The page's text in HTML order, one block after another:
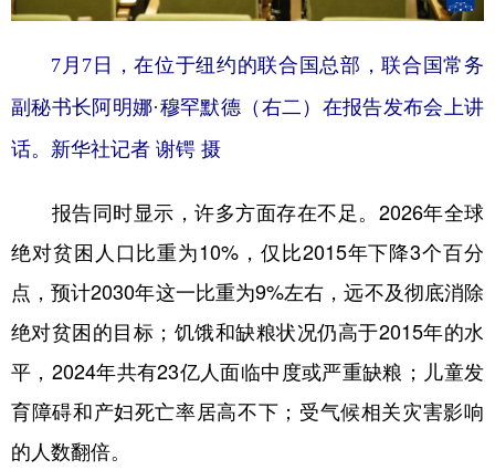
浙江 安徽 福建 江西
山东 河南 湖北 湖南
广东 广西 海南 重庆
四川 贵州
新疆 内蒙古 黑龙江
多语种频道
English Español Français عربى
Русский язык 日本語 한국어
7月7日，在位于纽约的联合国总部，联合国常务
副秘书长阿明娜·穆罕默德（右二）在报告发布会上讲
话。 新华社记者 谢锷 摄
报告同时显示，许多方面存在不足。2026年全球
绝对贫困人口比重为10%，仅比2015年下降3个百分
点，预计2030年这一比重为9%左右，远不及彻底消除
绝对贫困的目标；饥饿和缺粮状况仍高于2015年的水
平，2024年共有23亿人面临中度或严重缺粮；儿童发
育障碍和产妇死亡率居高不下；受气候相关灾害影响
的人数翻倍。